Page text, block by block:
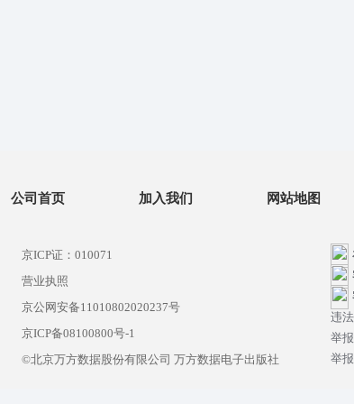
公司首页 加入我们 网站地图
京ICP证：010071
营业执照
京公网安备11010802020237号
京ICP备08100800号-1
©北京万方数据股份有限公司 万方数据电子出版社
违
举
举